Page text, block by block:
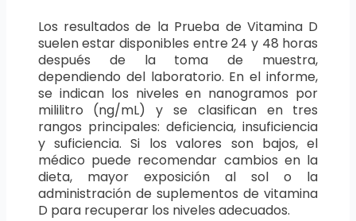
Los resultados de la Prueba de Vitamina D
suelen estar disponibles entre 24 y 48 horas
después de la toma de muestra,
dependiendo del laboratorio. En el informe,
se indican los niveles en nanogramos por
mililitro (ng/mL) y se clasifican en tres
rangos principales: deficiencia, insuficiencia
y suficiencia. Si los valores son bajos, el
médico puede recomendar cambios en la
dieta, mayor exposición al sol o la
administración de suplementos de vitamina
D para recuperar los niveles adecuados.